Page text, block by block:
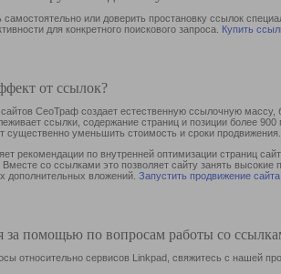
или доверить простановку ссылок
для конкретного поискового запроса. Купить
от ссылок?
СеоТраф создает естественную ссылочную
ссылки, содержание страниц и позиции более
существенно уменьшить стоимость и сроки продвижения.
рекомендации по внутренней оптимизации страниц
со ссылками это позволяет сайту занять
дополнительных вложений. Запустить продвижение сайта
за помощью по вопросам работы со
относительно сервисов Linkpad, свяжитесь с нашей